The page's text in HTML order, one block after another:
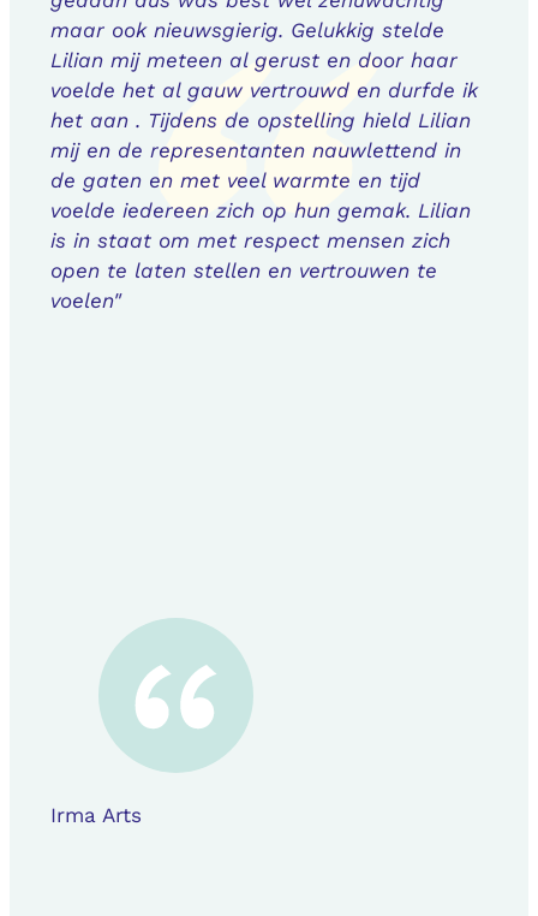
maar ook nieuwsgierig. Gelukkig stelde
Lilian mij meteen al gerust en door haar
voelde het al gauw vertrouwd en durfde ik
het aan . Tijdens de opstelling hield Lilian
mij en de representanten nauwlettend in
de gaten en met veel warmte en tijd
voelde iedereen zich op hun gemak. Lilian
is in staat om met respect mensen zich
open te laten stellen en vertrouwen te
voelen"
Irma Arts